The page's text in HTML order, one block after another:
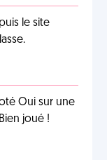
le site
Oui sur une
joué !